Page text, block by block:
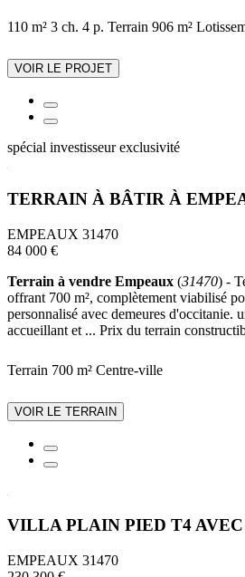
110 m² 3 ch. 4 p. Terrain 906 m²
VOIR LE PROJET
spécial investisseur exclusivité
TERRAIN À BÂTIR À
EMPEAUX 31470
84 000 €
Terrain à vendre Empeaux (31470) -
offrant 700 m², complètement viabilisé
personnalisé avec demeures d'occitanie.
accueillant et ... Prix du terrain
Terrain 700 m² Centre-ville
VOIR LE TERRAIN
VILLA PLAIN PIED T4 AVEC
EMPEAUX 31470